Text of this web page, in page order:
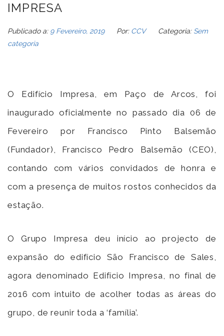
IMPRESA
Publicado a: 9 Fevereiro, 2019 Por: CCV Categoria: Sem
categoria
O Edifício Impresa, em Paço de Arcos, foi
inaugurado oficialmente no passado dia 06 de
Fevereiro por Francisco Pinto Balsemão
(Fundador), Francisco Pedro Balsemão (CEO),
contando com vários convidados de honra e
com a presença de muitos rostos conhecidos da
estação.
O Grupo Impresa deu início ao projecto de
expansão do edifício São Francisco de Sales,
agora denominado Edifício Impresa, no final de
2016 com intuito de acolher todas as áreas do
grupo, de reunir toda a ‘família’.